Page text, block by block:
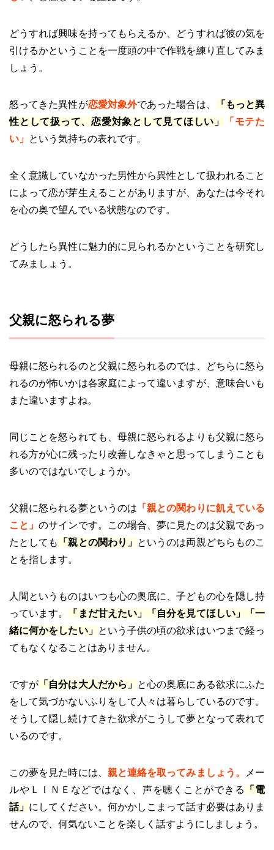
どうすれば興味を持ってもらえるか、どうすれば彼の気を
引けるかということを一度頭の中で作戦を練り直してみま
しょう。
怒ってきた異性が恋愛対象外であった場合は、
「もっと異
性として扱って、恋愛対象として見てほしい」
「モテた
い」 という気持ちの表れです。
全く意識していなかった男性から異性として扱われること
によって恋が芽生えることがありますが、あなたは今それ
を心の奥で望んでいる状態なのです。
どうしたら異性に魅力的に見られるかということを研究し
てみましょう。
父親に怒られる夢
母親に怒られるのと父親に怒られるのでは、どちらに怒ら
れるのが怖いかは各家庭によって違いますが、意味合いも
また違いますよね。
同じことを怒られても、母親に怒られるよりも父親に怒ら
れる方が心に残ったり改善しなきゃと思ってしまうことも
多いのではないでしょうか。
父親に怒られる夢というのは 「親との関わりに飢えている
こと」のサインです。この場合、夢に見たのは父親であっ
たとしても
「親との関わり」 というのは両親どちらものこ
とを指します。
人間というものはいつも心の奥底に、子どもの心を隠し持
っています。
「まだ甘えたい」「自分を見てほしい」「一
緒に何かをしたい」 という子供の頃の欲求はいつまで経っ
てもなくなることはありません。
ですが 「自分は大人だから」 と心の奥底にある欲求にふた
をして気づかないふりをして人々は暮らしているのです。
そうして隠し続けてきた欲求がこうして夢となって表れて
いるのです。
この夢を見た時には、 親と連絡を取ってみましょう。
メー
ルやＬＩＮＥなどではなく、声を聴くことができる
「電
話」 にしてください。何かかしこまって話す必要はありま
せんので、何気ないことを楽しく話すようにしましょう。